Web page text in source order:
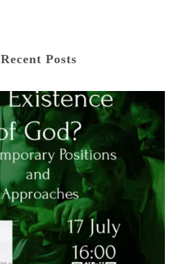
Recent Posts